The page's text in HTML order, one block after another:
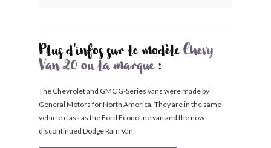
Plus d'infos sur le modèleChevy
Van 20 ou la marque:
The Chevrolet and GMC G-Series vans were made by
General Motors for North America. They are in the same
vehicle class as the Ford Econoline van and the now
discontinued Dodge Ram Van.